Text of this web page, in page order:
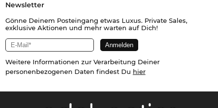
Newsletter
Gönne Deinem Posteingang etwas Luxus. Private Sales,
exklusive Aktionen und mehr warten auf Dich!
Weitere Informationen zur Verarbeitung Deiner
personenbezogenen Daten findest Du hier